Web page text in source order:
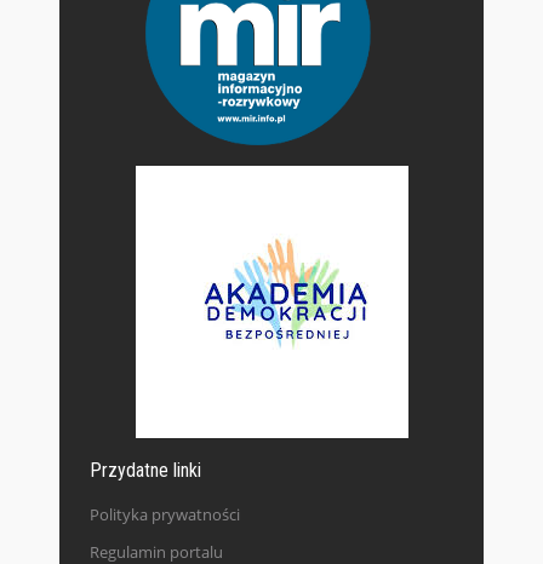
Przydatne linki
Polityka prywatności
Regulamin portalu